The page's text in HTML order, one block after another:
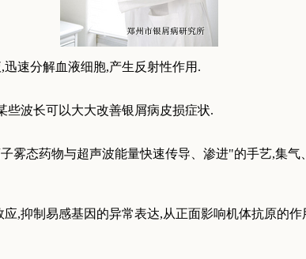
速分解血液细胞,产生反射性作用.
波长可以大大改善银屑病皮损症状.
态药物与超声波能量快速传导、渗进"的手艺,集
,抑制易感基因的异常表达,从正面影响机体抗原的